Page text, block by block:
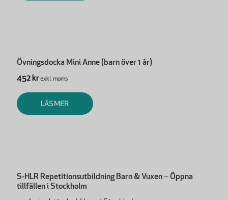
Övningsdocka Mini Anne (barn över 1 år)
452 krexkl. moms
LÄS MER
S-HLR Repetitionsutbildning Barn & Vuxen – Öppna
tillfällen i Stockholm